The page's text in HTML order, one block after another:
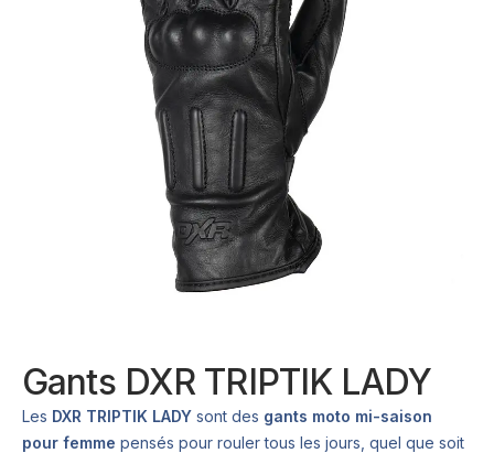
Gants DXR TRIPTIK LADY
Les DXR TRIPTIK LADY sont des gants moto mi-saison
pour femme pensés pour rouler tous les jours, quel que soit